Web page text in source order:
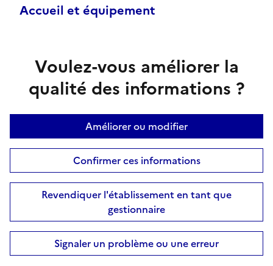
Accueil et équipement
Voulez-vous améliorer la
qualité des informations ?
Améliorer ou modifier
Confirmer ces informations
Revendiquer l'établissement en tant que
gestionnaire
Signaler un problème ou une erreur